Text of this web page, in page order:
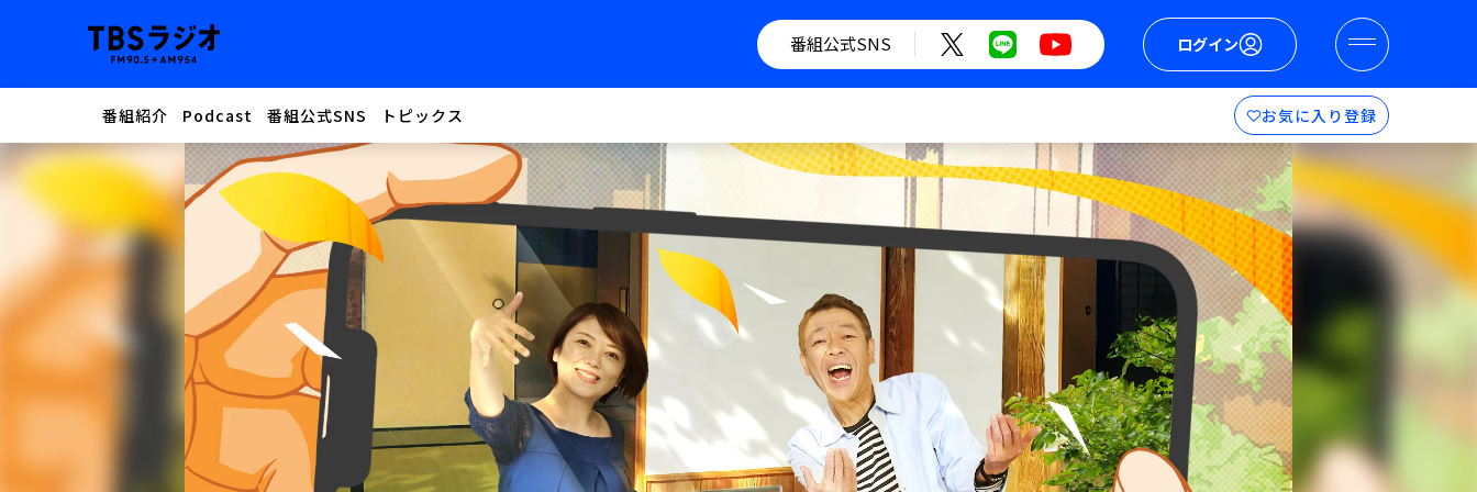
番組公式SNS ログイン
番組紹介 Podcast 番組公式SNS トピックス お気に入り登録